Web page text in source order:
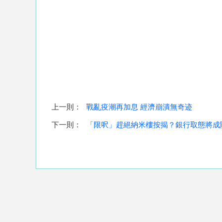
上一則： 戰亂疫潮再加息 經濟崩潰無奇迹
下一則： 「限呎」趕絕納米樓按揭？銀行取態將